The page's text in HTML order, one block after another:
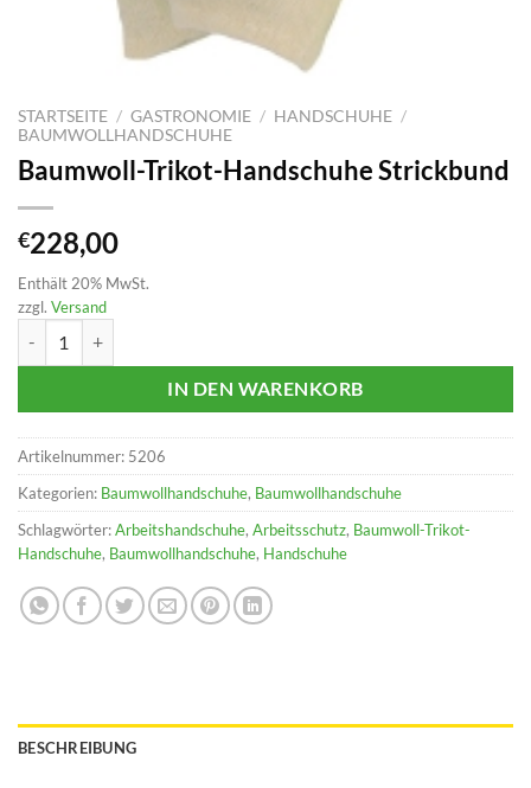
STARTSEITE / GASTRONOMIE / HANDSCHUHE /
BAUMWOLLHANDSCHUHE
Baumwoll-Trikot-Handschuhe Strickbund
€228,00
Enthält 20% MwSt.
zzgl. Versand
IN DEN WARENKORB
Artikelnummer: 5206
Kategorien: Baumwollhandschuhe, Baumwollhandschuhe
Schlagwörter:Arbeitshandschuhe, Arbeitsschutz, Baumwoll-Trikot-
Handschuhe, Baumwollhandschuhe, Handschuhe
BESCHREIBUNG